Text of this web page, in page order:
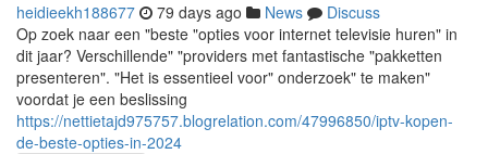
heidieekh188677 79 days ago News
Discuss
Op zoek naar een "beste "opties voor internet televisie huren" in
dit jaar? Verschillende" "providers met fantastische "pakketten
presenteren". "Het is essentieel voor" onderzoek" te maken"
voordat je een beslissing
https://nettietajd975757.blogrelation.com/47996850/iptv-kopen-
de-beste-opties-in-2024